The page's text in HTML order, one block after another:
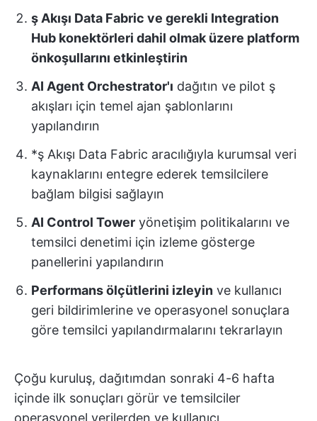
ş Akışı Data Fabric ve gerekli Integration
Hub konektörleri dahil olmak üzere platform
önkoşullarını etkinleştirin
AI Agent Orchestrator'ı dağıtın ve pilot ş
akışları için temel ajan şablonlarını
yapılandırın
*ş Akışı Data Fabric aracılığıyla kurumsal veri
kaynaklarını entegre ederek temsilcilere
bağlam bilgisi sağlayın
AI Control Tower yönetişim politikalarını ve
temsilci denetimi için izleme gösterge
panellerini yapılandırın
Performans ölçütlerini izleyin ve kullanıcı
geri bildirimlerine ve operasyonel sonuçlara
göre temsilci yapılandırmalarını tekrarlayın
Çoğu kuruluş, dağıtımdan sonraki 4-6 hafta
içinde ilk sonuçları görür ve temsilciler
operasyonel verilerden ve kullanıcı